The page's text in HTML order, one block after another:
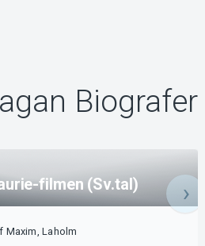
Biografer
filmen (Sv.tal)
Maxim, Laholm